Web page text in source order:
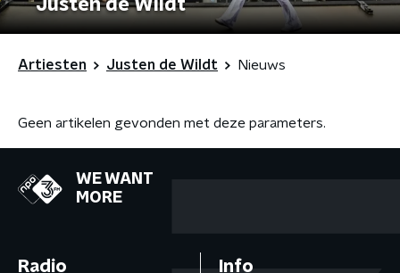
Justen de Wildt
Artiesten Justen de Wildt Nieuws
Geen artikelen gevonden met deze parameters.
WE WANT
MORE
Radio Info